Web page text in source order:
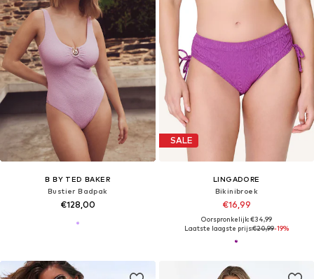
B BY TED BAKER
Bustier Badpak
€128,00
SALE
LINGADORE
Bikinibroek
€16,99
Oorspronkelijk: €34,99
Laatste laagste prijs:€20,99-19%